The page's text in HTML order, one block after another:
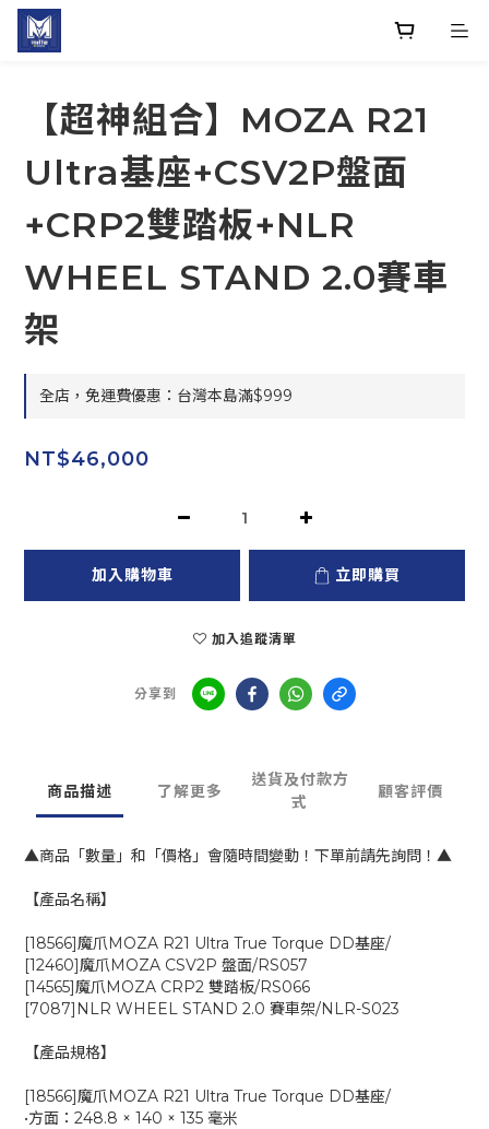
【超神組合】MOZA R21
Ultra基座+CSV2P盤面
+CRP2雙踏板+NLR
WHEEL STAND 2.0賽車
架
全店，免運費優惠：台灣本島滿$999
NT$46,000
加入購物車 立即購買
加入追蹤清單
分享到
商品描述 了解更多
送貨及付款方
式
顧客評價
▲商品「數量」和「價格」會隨時間變動！下單前請先詢問！▲
【產品名稱】
[18566]魔爪MOZA R21 Ultra True Torque DD基座/
[12460]魔爪MOZA CSV2P 盤面/RS057
[14565]魔爪MOZA CRP2 雙踏板/RS066
[7087]NLR WHEEL STAND 2.0 賽車架/NLR-S023
【產品規格】
[18566]魔爪MOZA R21 Ultra True Torque DD基座/
•方面：248.8 × 140 × 135 毫米